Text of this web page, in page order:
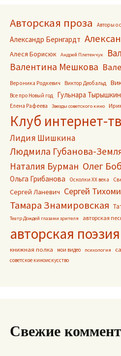
Авторская проза Авторы о
Александр Бернгардт
Алеся Борисюк Андрей Плетенчук
Валентина Мешкова
Вероника Родкевич Виктор Деобальд
Все про Новый год Гульнара
Елена Рафеева Звезды советского кино
Клуб интернет-
Лидия Шишкина
Людмила Губанова-
Наталия Бурман Олег
Ольга Грибанова Осколки ХХ века
Сергей Ланевич Сергей
Тамара Знамировская
Театр Дождей глазами зрителя авторская
авторская поэзия
книжная полка мои видео психология
советское киноискусство
Свежие